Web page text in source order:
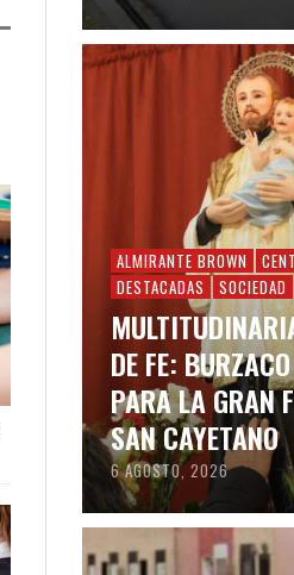
ALMIRANTE BROWN
DESTACADAS
SOCIEDAD
DE FE:
PARA LA GRAN
SAN CAYETANO
6 AGOSTO, 2026